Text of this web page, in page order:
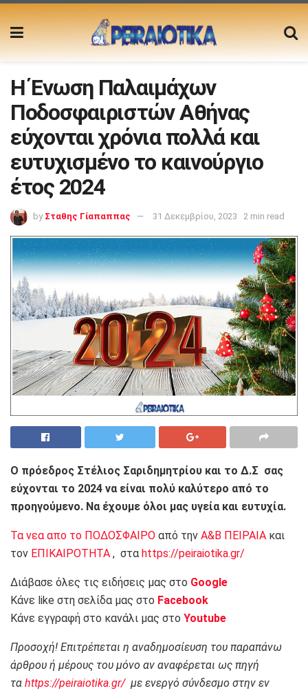
Η Ένωση Παλαιμάχων
Ποδοσφαιριστών Αθήνας
εύχονται χρόνια πολλά και
ευτυχισμένο το καινούργιο
έτος 2024
by Σταθης Γίαπαππας 31 Δεκεμβρίου, 2023 2 min read
Ο πρόεδρος Στέλιος Σαριδημητρίου και το Δ.Σ σας
εύχονται το 2024 να είναι πολύ καλύτερο από το
προηγούμενο. Να έχουμε όλοι μας υγεία και ευτυχία.
Τα νεα απο το ΠΟΔΟΣΦΑΙΡΟ από την Α&Β ΠΕΙΡΑΙΑ και
τον ΕΠΙΚΑΙΡΟΤΗΤΑ , στα https://peiraiotika.gr/
Διάβασε όλες τις ειδήσεις μας στο Google
Κάνε like στη σελίδα μας στο Facebook
Κάνε εγγραφή στο κανάλι μας στο Youtube
Προσοχή! Επιτρέπεται η αναδημοσίευση του παραπάνω
άρθρου ή μέρους του μόνο αν αναφέρεται ως πηγή
τα https://peiraiotika.gr/με ενεργό σύνδεσμο στην εν